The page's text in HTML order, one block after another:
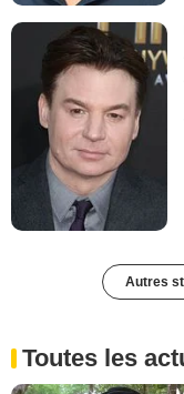
Autres
Toutes les